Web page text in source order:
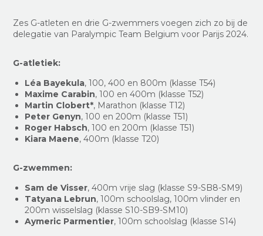
Zes G-atleten en drie G-zwemmers voegen zich zo bij de
delegatie van Paralympic Team Belgium voor Parijs 2024.
G-atletiek:
Léa Bayekula, 100, 400 en 800m (klasse T54)
Maxime Carabin, 100 en 400m (klasse T52)
Martin Clobert*, Marathon (klasse T12)
Peter Genyn, 100 en 200m (klasse T51)
Roger Habsch, 100 en 200m (klasse T51)
Kiara Maene, 400m (klasse T20)
G-zwemmen:
Sam de Visser, 400m vrije slag (klasse S9-SB8-SM9)
Tatyana Lebrun, 100m schoolslag, 100m vlinder en
200m wisselslag (klasse S10-SB9-SM10)
Aymeric Parmentier, 100m schoolslag (klasse S14)